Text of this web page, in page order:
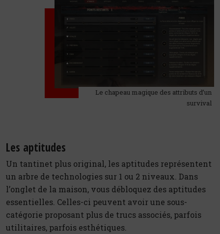
Le chapeau magique des attributs d’un
survival
Les aptitudes
Un tantinet plus original, les aptitudes représentent
un arbre de technologies sur 1 ou 2 niveaux. Dans
l’onglet de la maison, vous débloquez des aptitudes
essentielles. Celles-ci peuvent avoir une sous-
catégorie proposant plus de trucs associés, parfois
utilitaires, parfois esthétiques.